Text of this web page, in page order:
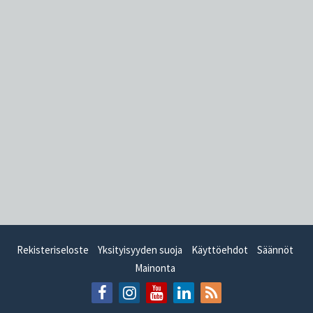
Rekisteriseloste Yksityisyyden suoja Käyttöehdot
Säännöt
Mainonta